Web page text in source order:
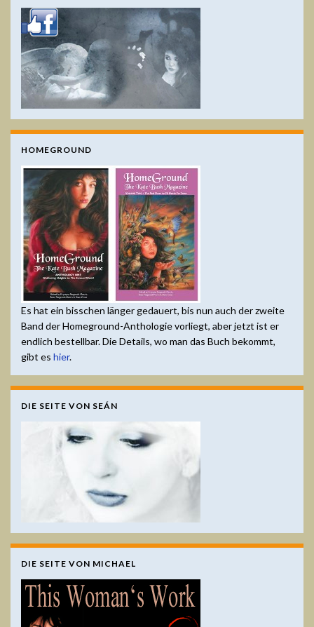
HOMEGROUND
Es hat ein bisschen länger gedauert, bis nun auch der zweite
Band der Homeground-Anthologie vorliegt, aber jetzt ist er
endlich bestellbar. Die Details, wo man das Buch bekommt,
gibt es hier.
DIE SEITE VON SEÁN
DIE SEITE VON MICHAEL